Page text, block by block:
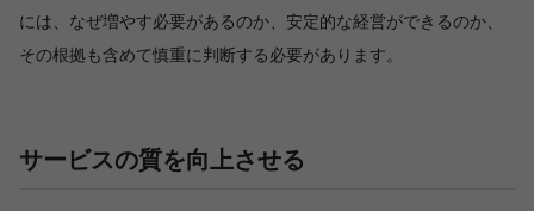
には、なぜ増やす必要があるのか、安定的な経営ができるのか、
その根拠も含めて慎重に判断する必要があります。
サービスの質を向上させる